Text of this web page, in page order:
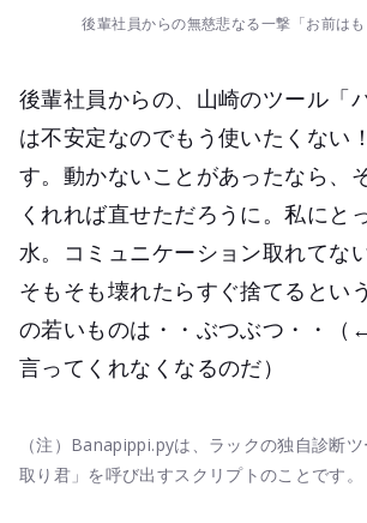
後輩社員からの無慈悲なる一撃「お前はも
後輩社員からの、山崎のツール「
は不安定なのでもう使いたくない
す。動かないことがあったなら、
くれれば直せただろうに。私にと
水。コミュニケーション取れてな
そもそも壊れたらすぐ捨てるとい
の若いものは・・ぶつぶつ・・（
言ってくれなくなるのだ）
（注）Banapippi.pyは、ラックの独自診断
取り君」を呼び出すスクリプトのことです。